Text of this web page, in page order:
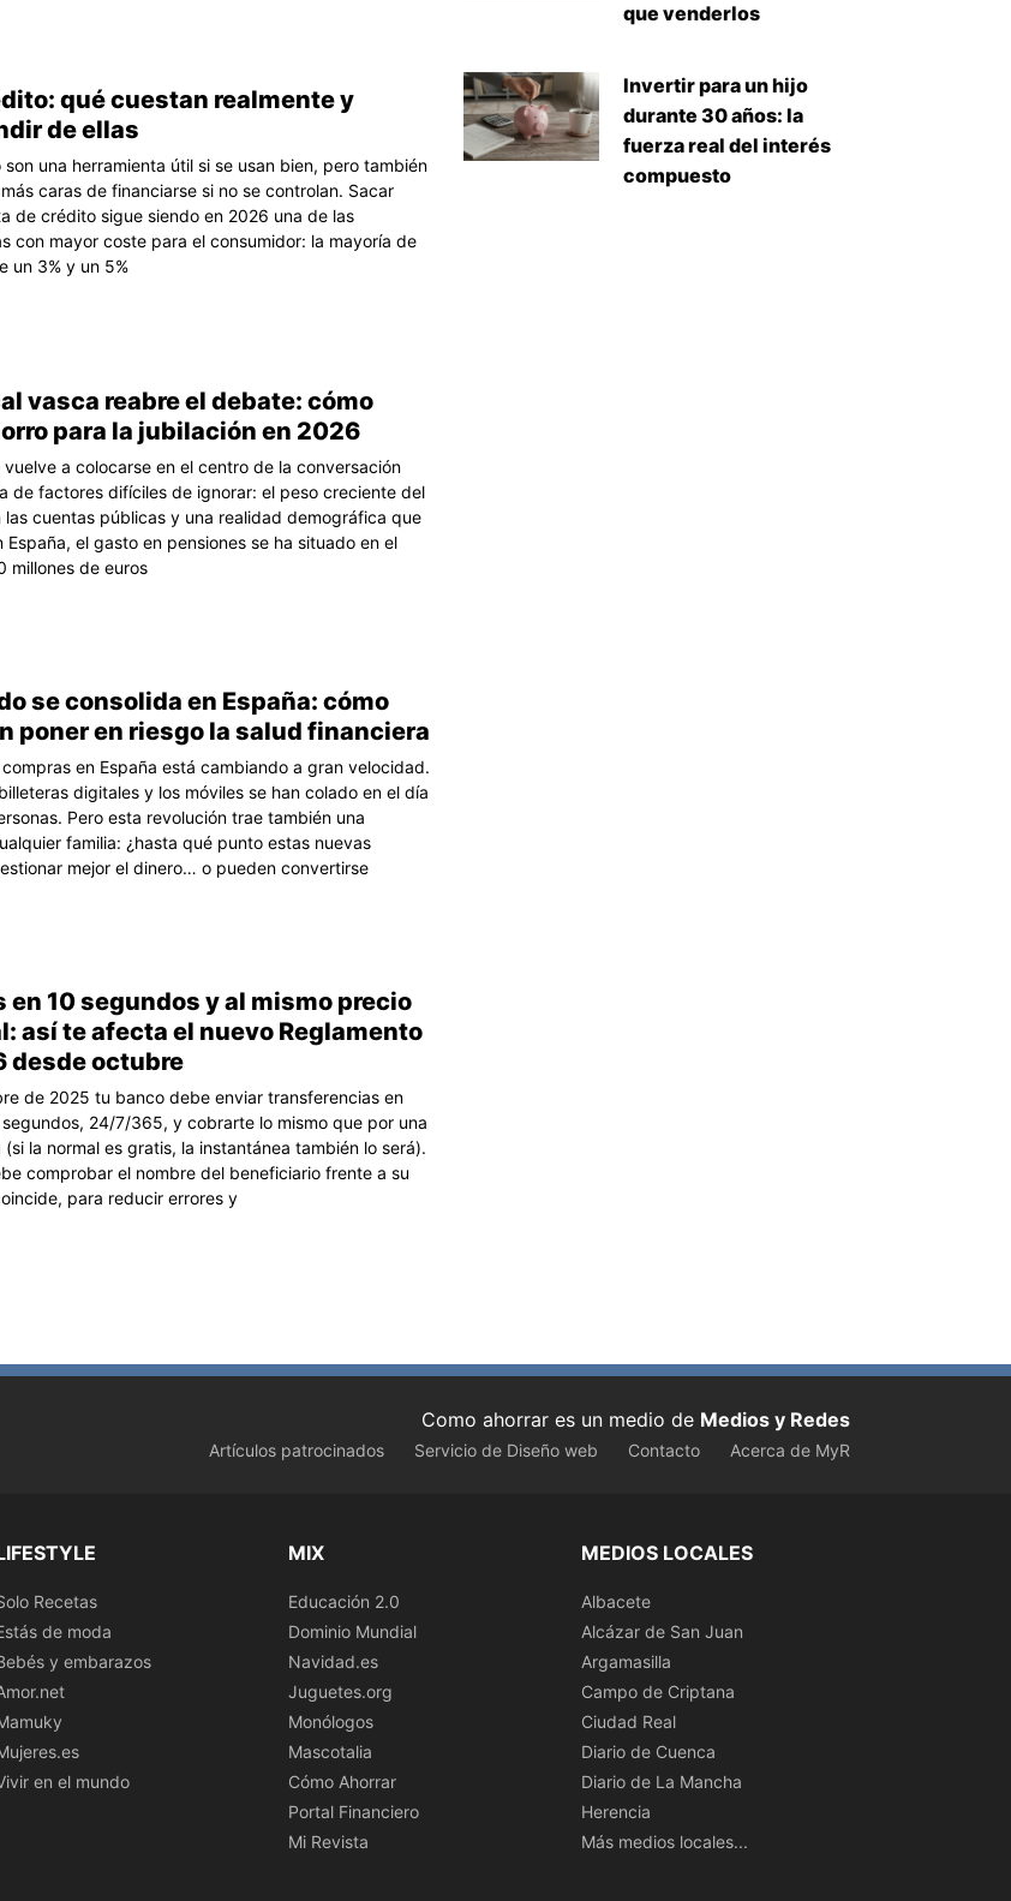
qué cuestan realmente y
de ellas
una herramienta útil si se usan bien, pero también
caras de financiarse si no se controlan. Sacar
de crédito sigue siendo en 2026 una de las
con mayor coste para el consumidor: la mayoría de
un 3% y un 5%
vasca reabre el debate: cómo
para la jubilación en 2026
vuelve a colocarse en el centro de la conversación
de factores difíciles de ignorar: el peso creciente del
las cuentas públicas y una realidad demográfica que
España, el gasto en pensiones se ha situado en el
millones de euros
se consolida en España: cómo
poner en riesgo la salud financiera
en España está cambiando a gran velocidad.
digitales y los móviles se han colado en el día
Pero esta revolución trae también una
familia: ¿hasta qué punto estas nuevas
mejor el dinero… o pueden convertirse
10 segundos y al mismo precio
así te afecta el nuevo Reglamento
desde octubre
de 2025 tu banco debe enviar transferencias en
24/7/365, y cobrarte lo mismo que por una
la normal es gratis, la instantánea también lo será).
comprobar el nombre del beneficiario frente a su
para reducir errores y
que venderlos
Invertir para un hijo
durante 30 años: la
fuerza real del interés
compuesto
Como ahorrar es un medio de Medios y Redes
Artículos patrocinados Servicio de Diseño web Contacto Acerca de MyR
Recetas
de moda
y embarazos
en el mundo
MIX
Educación 2.0
Dominio Mundial
Navidad.es
Juguetes.org
Monólogos
Mascotalia
Cómo Ahorrar
Portal Financiero
Mi Revista
MEDIOS LOCALES
Albacete
Alcázar de San Juan
Argamasilla
Campo de Criptana
Ciudad Real
Diario de Cuenca
Diario de La Mancha
Herencia
Más medios locales...